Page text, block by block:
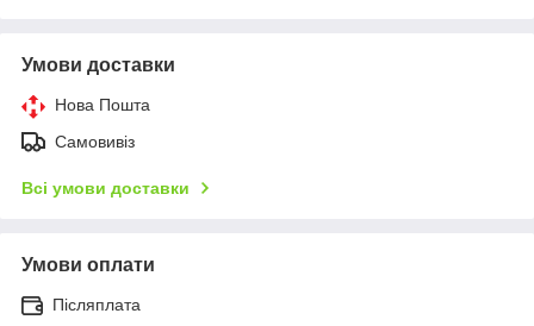
Умови доставки
Нова Пошта
Самовивіз
Всі умови доставки
Умови оплати
Післяплата